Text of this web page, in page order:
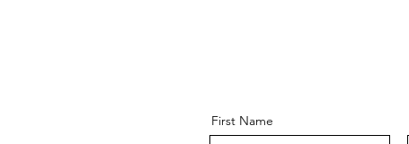
First Name